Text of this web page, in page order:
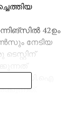
42ഉം
നേടിയ
ബി.സിസി.ഐ